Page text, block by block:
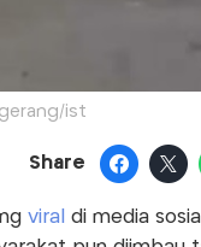
ist
Share
viral
di media